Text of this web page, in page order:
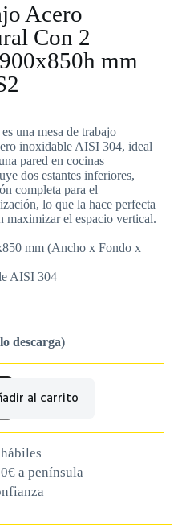
Acero
Con 2
mm
una mesa de trabajo
inoxidable AISI 304, ideal
pared en cocinas
dos estantes inferiores,
completa para el
lo que la hace perfecta
maximizar el espacio vertical.
mm (Ancho x Fondo x
AISI 304
descarga)
al carrito
a península